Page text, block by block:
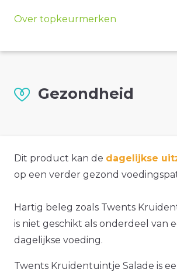
Over topkeurmerken
Gezondheid
Dit product kan de dagelijkse
op een verder gezond
Hartig beleg zoals Twents
is niet geschikt als onderdeel van
dagelijkse voeding.
Twents Kruidentuintje Salade is